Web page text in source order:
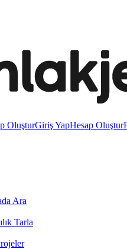
OluşturGiriş YapHesap Oluştur
Ara
Tarla